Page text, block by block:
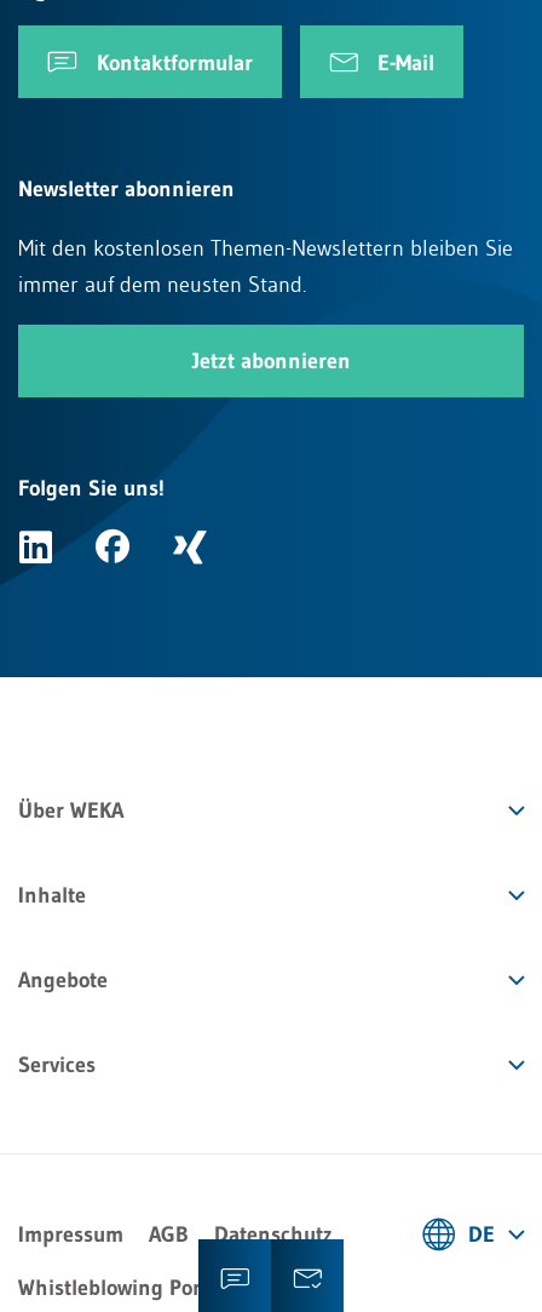
Kontaktformular E-Mail
Newsletter abonnieren
Mit den kostenlosen Themen-Newslettern bleiben Sie
immer auf dem neusten Stand.
Jetzt abonnieren
Folgen Sie uns!
Über WEKA
Inhalte
Angebote
Services
Impressum AGB
Datenschutz
Whistleblowing Portal
Kontakt
DE